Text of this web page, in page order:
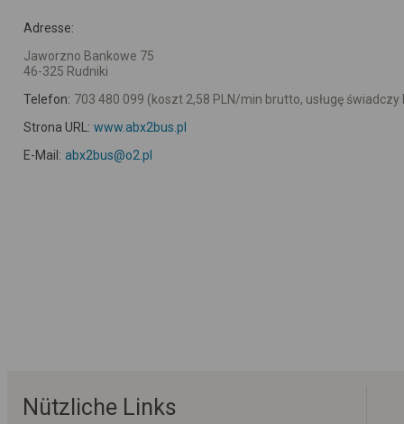
Adresse:
Jaworzno Bankowe 75
46-325 Rudniki
Telefon: 703 480 099 (koszt 2,58 PLN/min brutto, usługę świadczy
Strona URL: www.abx2bus.pl
E-Mail: abx2bus@o2.pl
Nützliche Links